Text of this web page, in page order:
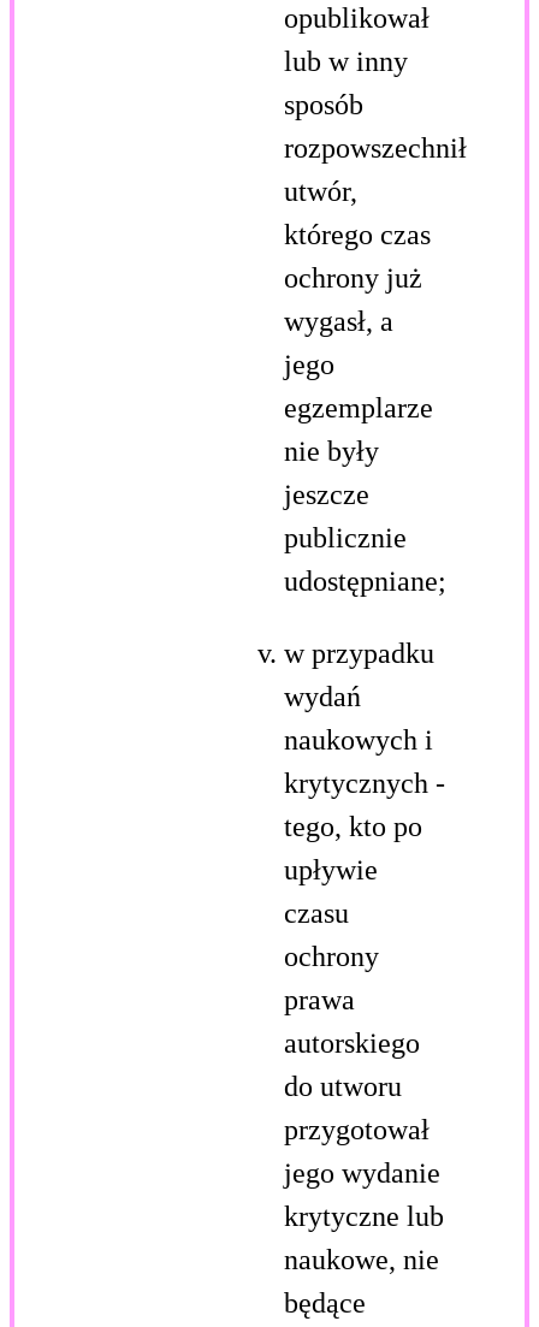
opublikował
lub w inny
sposób
rozpowszechnił
utwór,
którego czas
ochrony już
wygasł, a
jego
egzemplarze
nie były
jeszcze
publicznie
udostępniane;
w przypadku
wydań
naukowych i
krytycznych -
tego, kto po
upływie
czasu
ochrony
prawa
autorskiego
do utworu
przygotował
jego wydanie
krytyczne lub
naukowe, nie
będące